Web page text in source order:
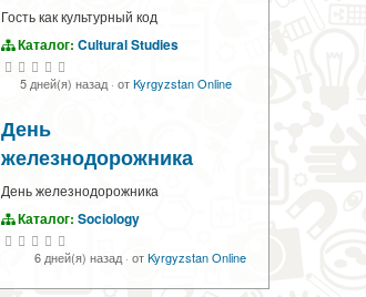
Гость как культурный код
Каталог: Cultural Studies
5 дней(я) назад· отKyrgyzstan Online
День
железнодорожника
День железнодорожника
Каталог: Sociology
6 дней(я) назад· отKyrgyzstan Online